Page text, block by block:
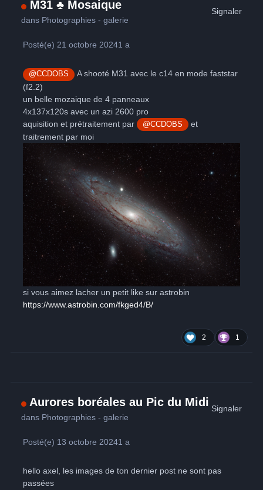
M31 ♣ Mosaique
dans Photographies - galerie
Signaler
Posté(e)21 octobre 20241 a
@CCDOBS
A shooté M31 avec le c14 en mode faststar
(f2.2)
un belle mozaique de 4 panneaux
4x137x120s avec un azi 2600 pro
aquisition et prétraitement par
@CCDOBS
et
traitrement par moi
si vous aimez lacher un petit like sur astrobin
https://www.astrobin.com/fkged4/B/
2 1
Aurores boréales au Pic du Midi
dans Photographies - galerie
Signaler
Posté(e) 13 octobre 20241 a
hello axel, les images de ton dernier post ne sont pas
passées